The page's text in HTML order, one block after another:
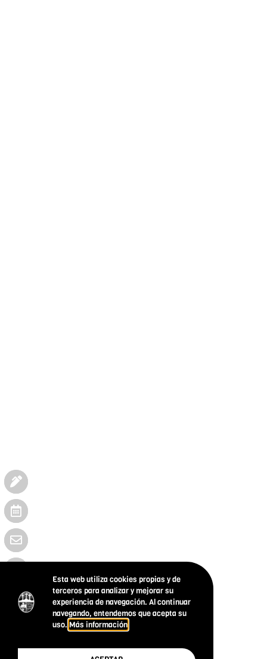
Esta web utiliza cookies propias y de
terceros para analizar y mejorar su
experiencia de navegación. Al continuar
navegando, entendemos que acepta su
uso. Más información